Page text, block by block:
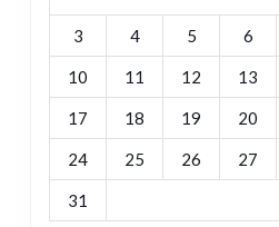
3 4 5 6
10 11 12 13
17 18 19 20
24 25 26 27
31